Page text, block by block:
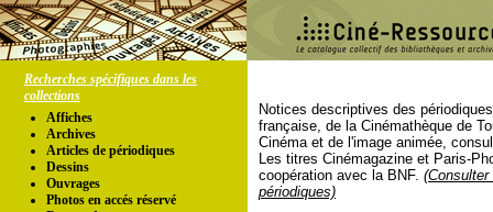
Recherches spécifiques dans les
collections
Affiches
Archives
Articles de périodiques
Dessins
Ouvrages
Photos en accés réservé
Notices descriptives des
française, de la Cinémathèque de
Cinéma et de l'image animée,
Les titres Cinémagazine et Paris-
coopération avec la BNF.
périodiques)